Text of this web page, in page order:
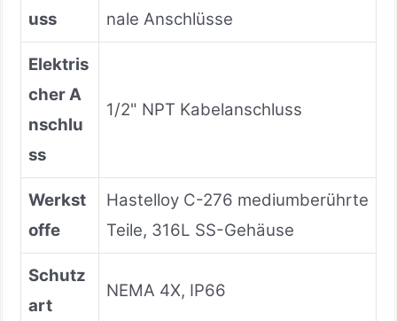
uss
nale Anschlüsse
Elektris
cher A
nschlu
ss
1/2" NPT Kabelanschluss
Werkst
offe
Hastelloy C-276 mediumberührte
Teile, 316L SS-Gehäuse
Schutz
art
NEMA 4X, IP66